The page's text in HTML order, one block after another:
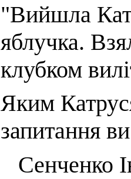
"Вийшла
яблучка.
клубком
Яким
запитання
Сенченко